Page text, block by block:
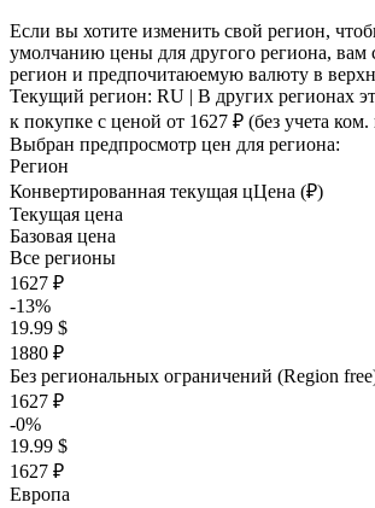
Если вы хотите изменить свой регион,
умолчанию цены для другого региона, вам
регион и предпочитаюемую валюту в
Текущий регион: RU | В других регионах
к покупке с ценой от 1627 ₽ (без учета
Выбран предпросмотр цен для региона:
Регион
Конвертированная текущая цЦена (₽)
Текущая цена
Базовая цена
Все регионы
1627 ₽
-13%
19.99 $
1880 ₽
Без региональных ограничений (Region
1627 ₽
-0%
19.99 $
1627 ₽
Европа